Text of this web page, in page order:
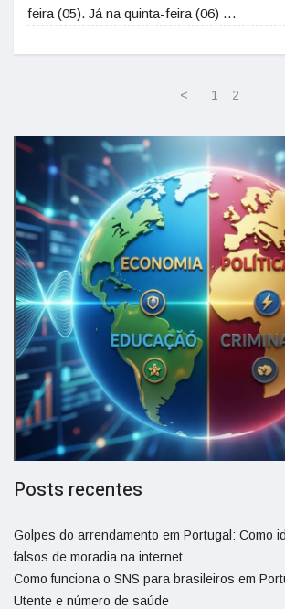
feira (05). Já na quinta-feira (06) …
< 1 2
Posts recentes
Golpes do arrendamento em Portugal: Como
falsos de moradia na internet
Como funciona o SNS para brasileiros em
Utente e número de saúde